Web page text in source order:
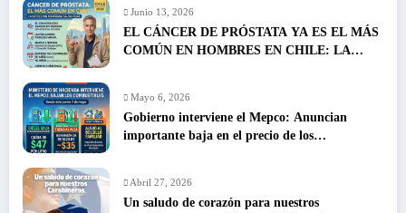
Junio 13, 2026
EL CÁNCER DE PRÓSTATA YA ES EL MÁS
COMÚN EN HOMBRES EN CHILE: LA
Mayo 6, 2026
Gobierno interviene el Mepco: Anuncian
importante baja en el precio de los
Abril 27, 2026
Un saludo de corazón para nuestros